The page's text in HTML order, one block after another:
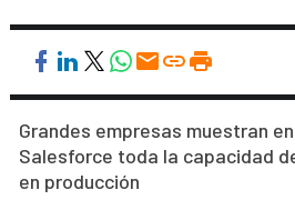
Grandes empresas muestran
Salesforce toda la capacidad
en producción